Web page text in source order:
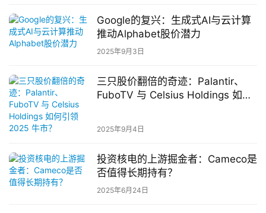
Google的复兴：生成式AI与云计算
推动Alphabet股价潜力
2025年9月3日
三只股价翻倍的奇迹：Palantir、
FuboTV 与 Celsius Holdings 如何
2025年9月4日
投资核电的上游掘金者：Cameco是
否值得长期持有？
2025年6月24日